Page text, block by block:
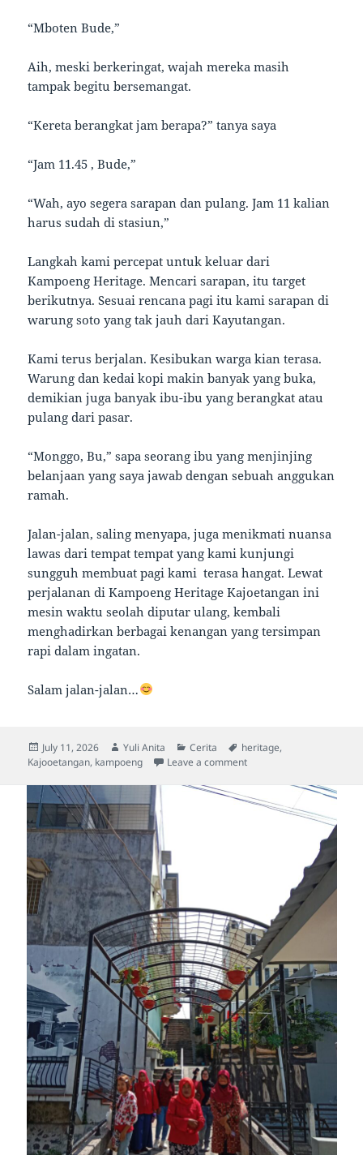
“Mboten Bude,”
Aih, meski berkeringat, wajah mereka masih
tampak begitu bersemangat.
“Kereta berangkat jam berapa?” tanya saya
“Jam 11.45 , Bude,”
“Wah, ayo segera sarapan dan pulang. Jam 11 kalian
harus sudah di stasiun,”
Langkah kami percepat untuk keluar dari
Kampoeng Heritage. Mencari sarapan, itu target
berikutnya. Sesuai rencana pagi itu kami sarapan di
warung soto yang tak jauh dari Kayutangan.
Kami terus berjalan. Kesibukan warga kian terasa.
Warung dan kedai kopi makin banyak yang buka,
demikian juga banyak ibu-ibu yang berangkat atau
pulang dari pasar.
“Monggo, Bu,” sapa seorang ibu yang menjinjing
belanjaan yang saya jawab dengan sebuah anggukan
ramah.
Jalan-jalan, saling menyapa, juga menikmati nuansa
lawas dari tempat tempat yang kami kunjungi
sungguh membuat pagi kami terasa hangat. Lewat
perjalanan di Kampoeng Heritage Kajoetangan ini
mesin waktu seolah diputar ulang, kembali
menghadirkan berbagai kenangan yang tersimpan
rapi dalam ingatan.
Salam jalan-jalan…
Posted
on
July 11, 2026 Author
Yuli Anita Categories
Cerita Tags
heritage,
Kajooetangan, kampoeng Leave a commenton Ketika Waktu Serasa